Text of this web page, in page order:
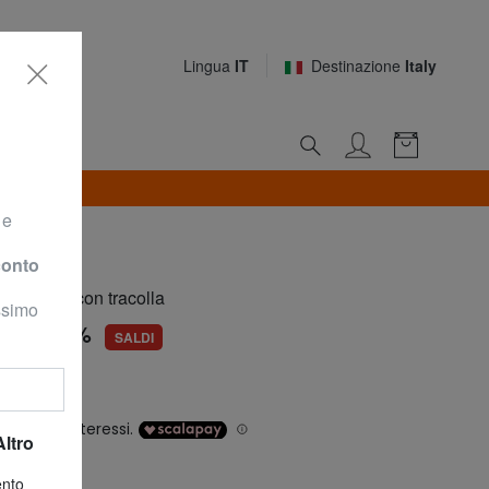
Lingua IT Destinazione Italy
a mano, con tracolla
-51,7% SALDI
€